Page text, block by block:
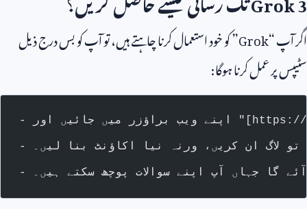
اگر آپ “Grok” کو خود استعمال کرنا چاہتے ہیں، تو آپ کو بس درج ذیل
سٹیپس پر عمل کرنا ہوگا:
لاگ ان کریں، ورنہ نیا اکاؤنٹ بنا لیں۔
گا جہاں آپ اپنے سوالات پوچھ سکتے ہیں۔